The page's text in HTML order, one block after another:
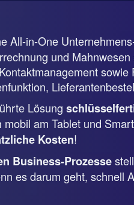
All-in-One
und
Lösung
am Tablet und
Kosten!
Business-Prozesse
es darum geht, schnell